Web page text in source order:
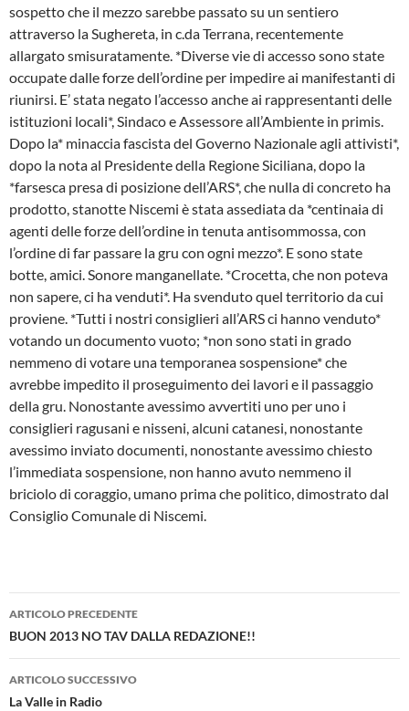
sospetto che il mezzo sarebbe passato su un sentiero
attraverso la Sughereta, in c.da Terrana, recentemente
allargato smisuratamente. *Diverse vie di accesso sono state
occupate dalle forze dell’ordine per impedire ai manifestanti di
riunirsi. E’ stata negato l’accesso anche ai rappresentanti delle
istituzioni locali*, Sindaco e Assessore all’Ambiente in primis.
Dopo la* minaccia fascista del Governo Nazionale agli attivisti*,
dopo la nota al Presidente della Regione Siciliana, dopo la
*farsesca presa di posizione dell’ARS*, che nulla di concreto ha
prodotto, stanotte Niscemi è stata assediata da *centinaia di
agenti delle forze dell’ordine in tenuta antisommossa, con
l’ordine di far passare la gru con ogni mezzo*. E sono state
botte, amici. Sonore manganellate. *Crocetta, che non poteva
non sapere, ci ha venduti*. Ha svenduto quel territorio da cui
proviene. *Tutti i nostri consiglieri all’ARS ci hanno venduto*
votando un documento vuoto; *non sono stati in grado
nemmeno di votare una temporanea sospensione* che
avrebbe impedito il proseguimento dei lavori e il passaggio
della gru. Nonostante avessimo avvertiti uno per uno i
consiglieri ragusani e nisseni, alcuni catanesi, nonostante
avessimo inviato documenti, nonostante avessimo chiesto
l’immediata sospensione, non hanno avuto nemmeno il
briciolo di coraggio, umano prima che politico, dimostrato dal
Consiglio Comunale di Niscemi.
Navigazione
articolo
ARTICOLO PRECEDENTE
BUON 2013 NO TAV DALLA REDAZIONE!!
ARTICOLO SUCCESSIVO
La Valle in Radio